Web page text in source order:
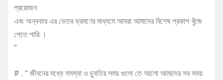
প্রয়োজন
এবং অন্ধকার এর ভেতর ভ্রমণের মাধ্যমে আমরা আমাদের বিশেষ প্রকাশ খুঁজে
পেতে পারি ।
”
# . “ জীবনের মধ্যে সমস্যা ও চ্যুতির সময় গুলো তে আলো আমাদের সব সময়